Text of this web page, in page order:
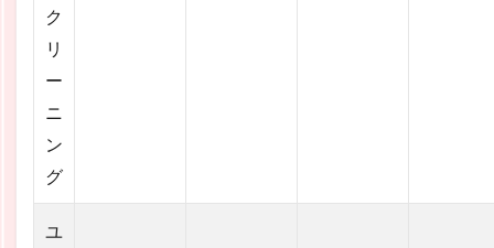
ク
リ
ー
ニ
ン
グ
ユ